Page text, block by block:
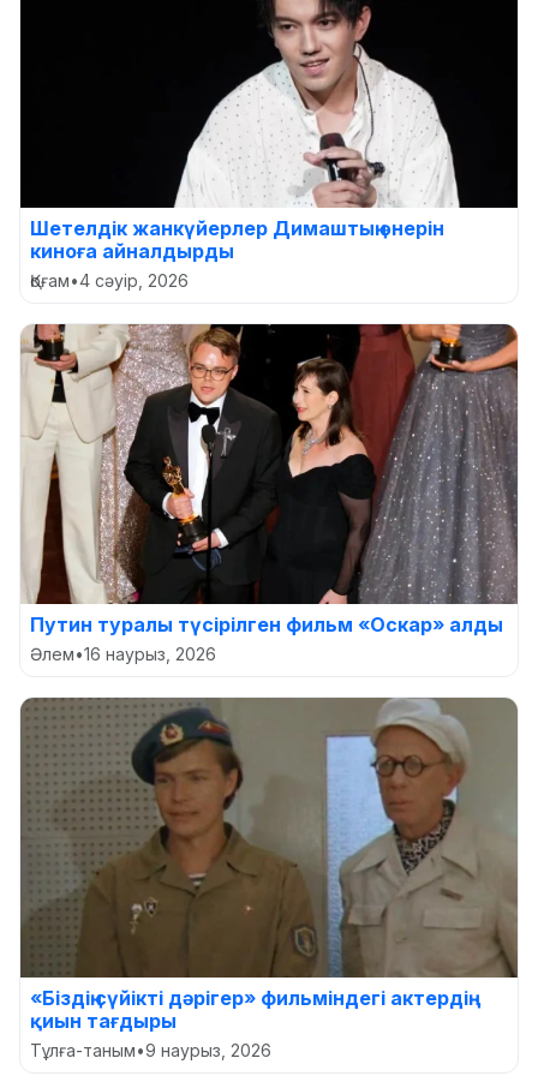
Шетелдік жанкүйерлер Димаштың өнерін
киноға айналдырды
Қоғам•4 сәуір, 2026
Путин туралы түсірілген фильм «Оскар» алды
Әлем•16 наурыз, 2026
«Біздің сүйікті дәрігер» фильміндегі актердің
қиын тағдыры
Тұлға-таным•9 наурыз, 2026